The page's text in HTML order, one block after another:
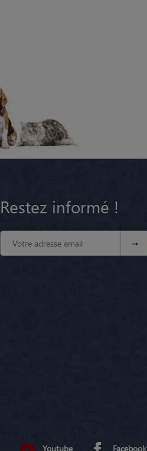
Restez informé !
Youtube Facebook